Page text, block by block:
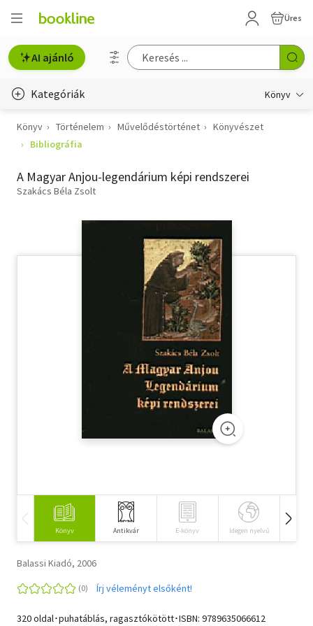
Üres
AI ajánló
Kategóriák Könyv
Életmód, egészség
Gyermek- és ifjúsági
Hobbi, szabadidő
Természettudomány
Könyv Történelem Művelődéstörténet
Könyvészet
Bibliográfia
A Magyar Anjou-legendárium képi rendszerei
Szakács Béla Zsolt
Könyv Antikvár E-könyv Idegen nyelvű
Balassi Kiadó, 2006
Írj véleményt elsőként!
320 oldal･puhatáblás, ragasztókötött･ISBN: 9789635066612